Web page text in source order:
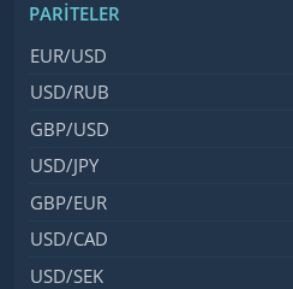
PARITELER
İsim, Kod
EUR/USD
USD/RUB
GBP/USD
USD/JPY
GBP/EUR
USD/CAD
USD/SEK